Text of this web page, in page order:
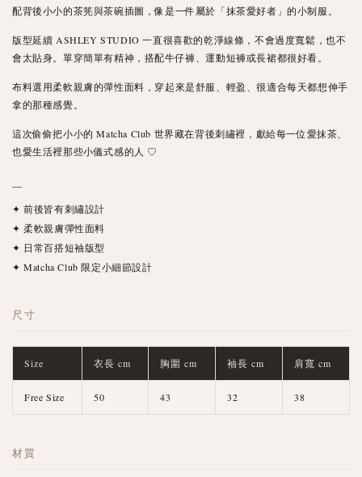
配背後小小的茶筅與茶碗插圖，像是一件屬於「抹茶愛好者」的小制服。
版型延續 ASHLEY STUDIO 一直很喜歡的乾淨線條，不會過度寬鬆，也不
會太貼身。單穿簡單有精神，搭配牛仔褲、運動短褲或長裙都很好看。
布料選用柔軟親膚的彈性面料，穿起來是舒服、輕盈、很適合每天都想伸手
拿的那種感覺。
這次偷偷把小小的 Matcha Club 世界藏在背後刺繡裡，獻給每一位愛抹茶、
也愛生活裡那些小儀式感的人 ♡
—
✦ 前後皆有刺繡設計
✦ 柔軟親膚彈性面料
✦ 日常百搭短袖版型
✦ Matcha Club 限定小細節設計
尺寸
Size 衣長 cm 胸圍 cm 袖長 cm 肩寬 cm
Free Size 50 43 32 38
材質